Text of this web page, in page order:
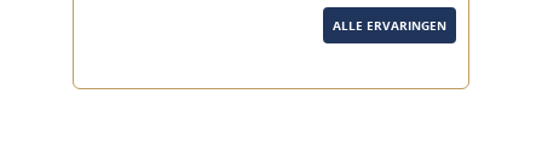
ALLE ERVARINGEN